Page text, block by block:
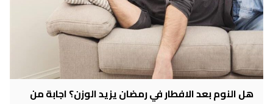
النوم بعد الافطار في رمضان يزيد الوزن؟ اجابة من